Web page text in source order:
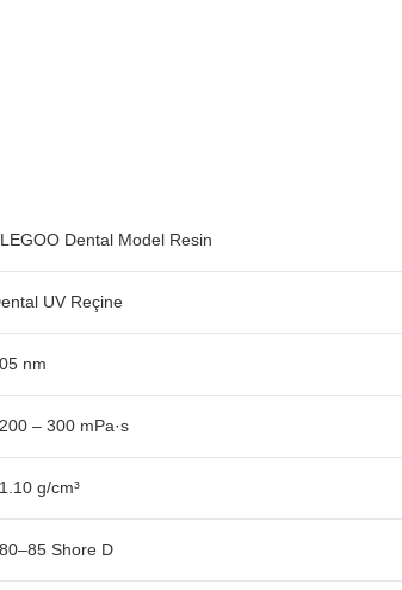
Dental Model Resin
UV Reçine
nm
– 300 mPa·s
g/cm³
Shore D